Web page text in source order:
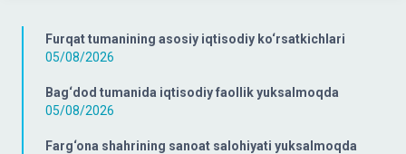
Furqat tumanining asosiy iqtisodiy ko‘rsatkichlari
05/08/2026
Bag‘dod tumanida iqtisodiy faollik yuksalmoqda
05/08/2026
Farg‘ona shahrining sanoat salohiyati yuksalmoqda